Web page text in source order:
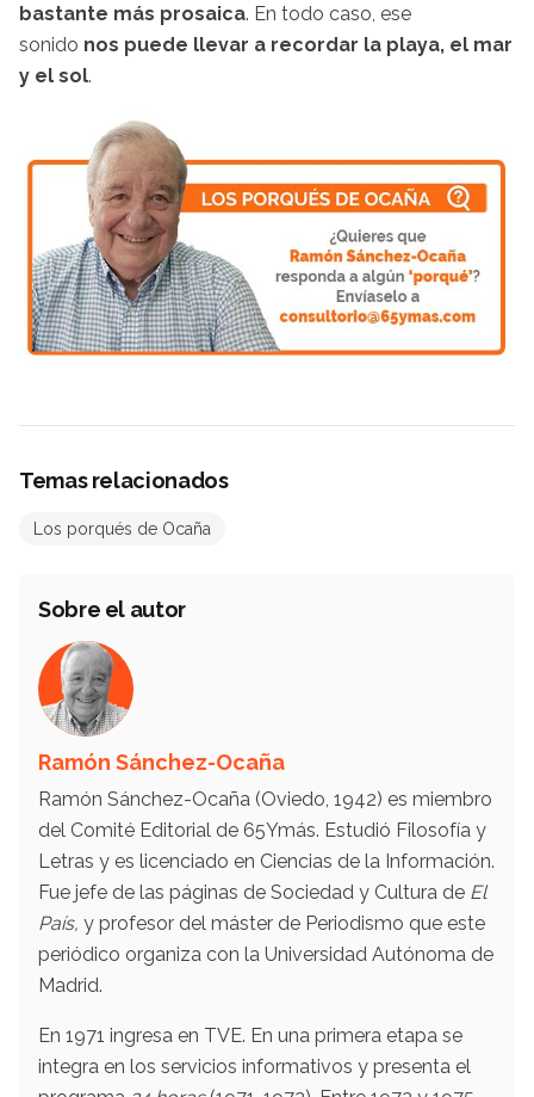
bastante más prosaica. En todo caso, ese
sonido nos puede llevar a recordar la playa, el mar
y el sol.
Temas relacionados
Los porqués de Ocaña
Sobre el autor
Ramón Sánchez-Ocaña
Ramón Sánchez-Ocaña (Oviedo, 1942) es miembro
del Comité Editorial de 65Ymás. Estudió Filosofía y
Letras y es licenciado en Ciencias de la Información.
Fue jefe de las páginas de Sociedad y Cultura de El
País, y profesor del máster de Periodismo que este
periódico organiza con la Universidad Autónoma de
Madrid.
En 1971 ingresa en TVE. En una primera etapa se
integra en los servicios informativos y presenta el